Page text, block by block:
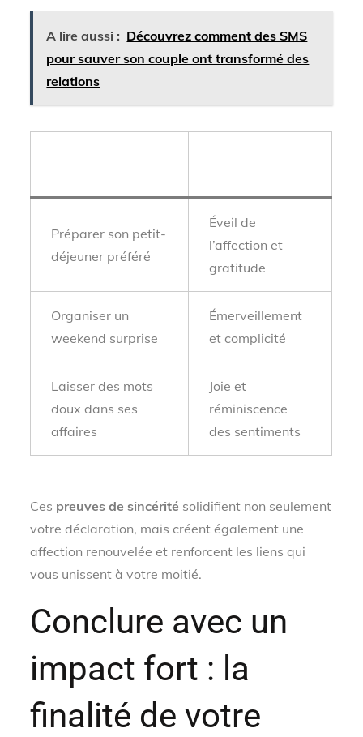
A lire aussi : Découvrez comment des SMS
pour sauver son couple ont transformé des
relations
Préparer son petit-
déjeuner préféré
Éveil de
l’affection et
gratitude
Organiser un
weekend surprise
Émerveillement
et complicité
Laisser des mots
doux dans ses
affaires
Joie et
réminiscence
des sentiments
Ces preuves de sincérité solidifient non seulement
votre déclaration, mais créent également une
affection renouvelée et renforcent les liens qui
vous unissent à votre moitié.
Conclure avec un
impact fort : la
finalité de votre